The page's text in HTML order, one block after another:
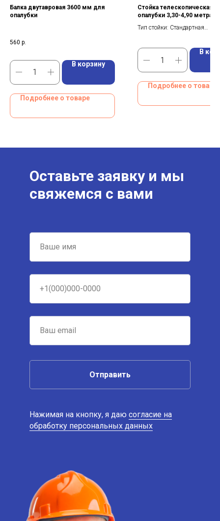
Балка двутавровая 3600 мм для
опалубки
560 р.
В корзину
Подробнее о товаре
Стойка телескопическая
опалубки 3,30-4,90 метра
Тип стойки: Стандартная
В
Подробнее о товаре
Оставьте заявку и мы
свяжемся с вами
Отправить
Нажимая на кнопку, я даю согласие на
обработку персональных данных